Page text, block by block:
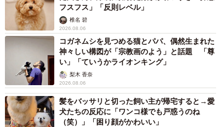
フスフス」「反則レベル」
椎名 碧
2026.08.06
コガネムシを見つめる猫とパパ、偶然生まれた
神々しい構図が「宗教画のよう」と話題 「尊
い」「ていうかライオンキング」
梨木 香奈
2026.08.06
髪をバッサリと切った飼い主が帰宅すると→愛
犬たちの反応に「ワンコ様でも戸惑うのね
（笑）」「困り顔がかわいい」